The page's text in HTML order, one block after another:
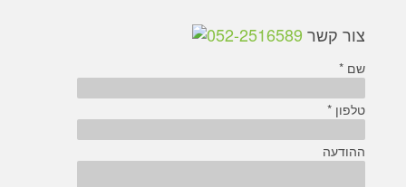
צור קשר 052-2516589
שם *
טלפון *
ההודעה